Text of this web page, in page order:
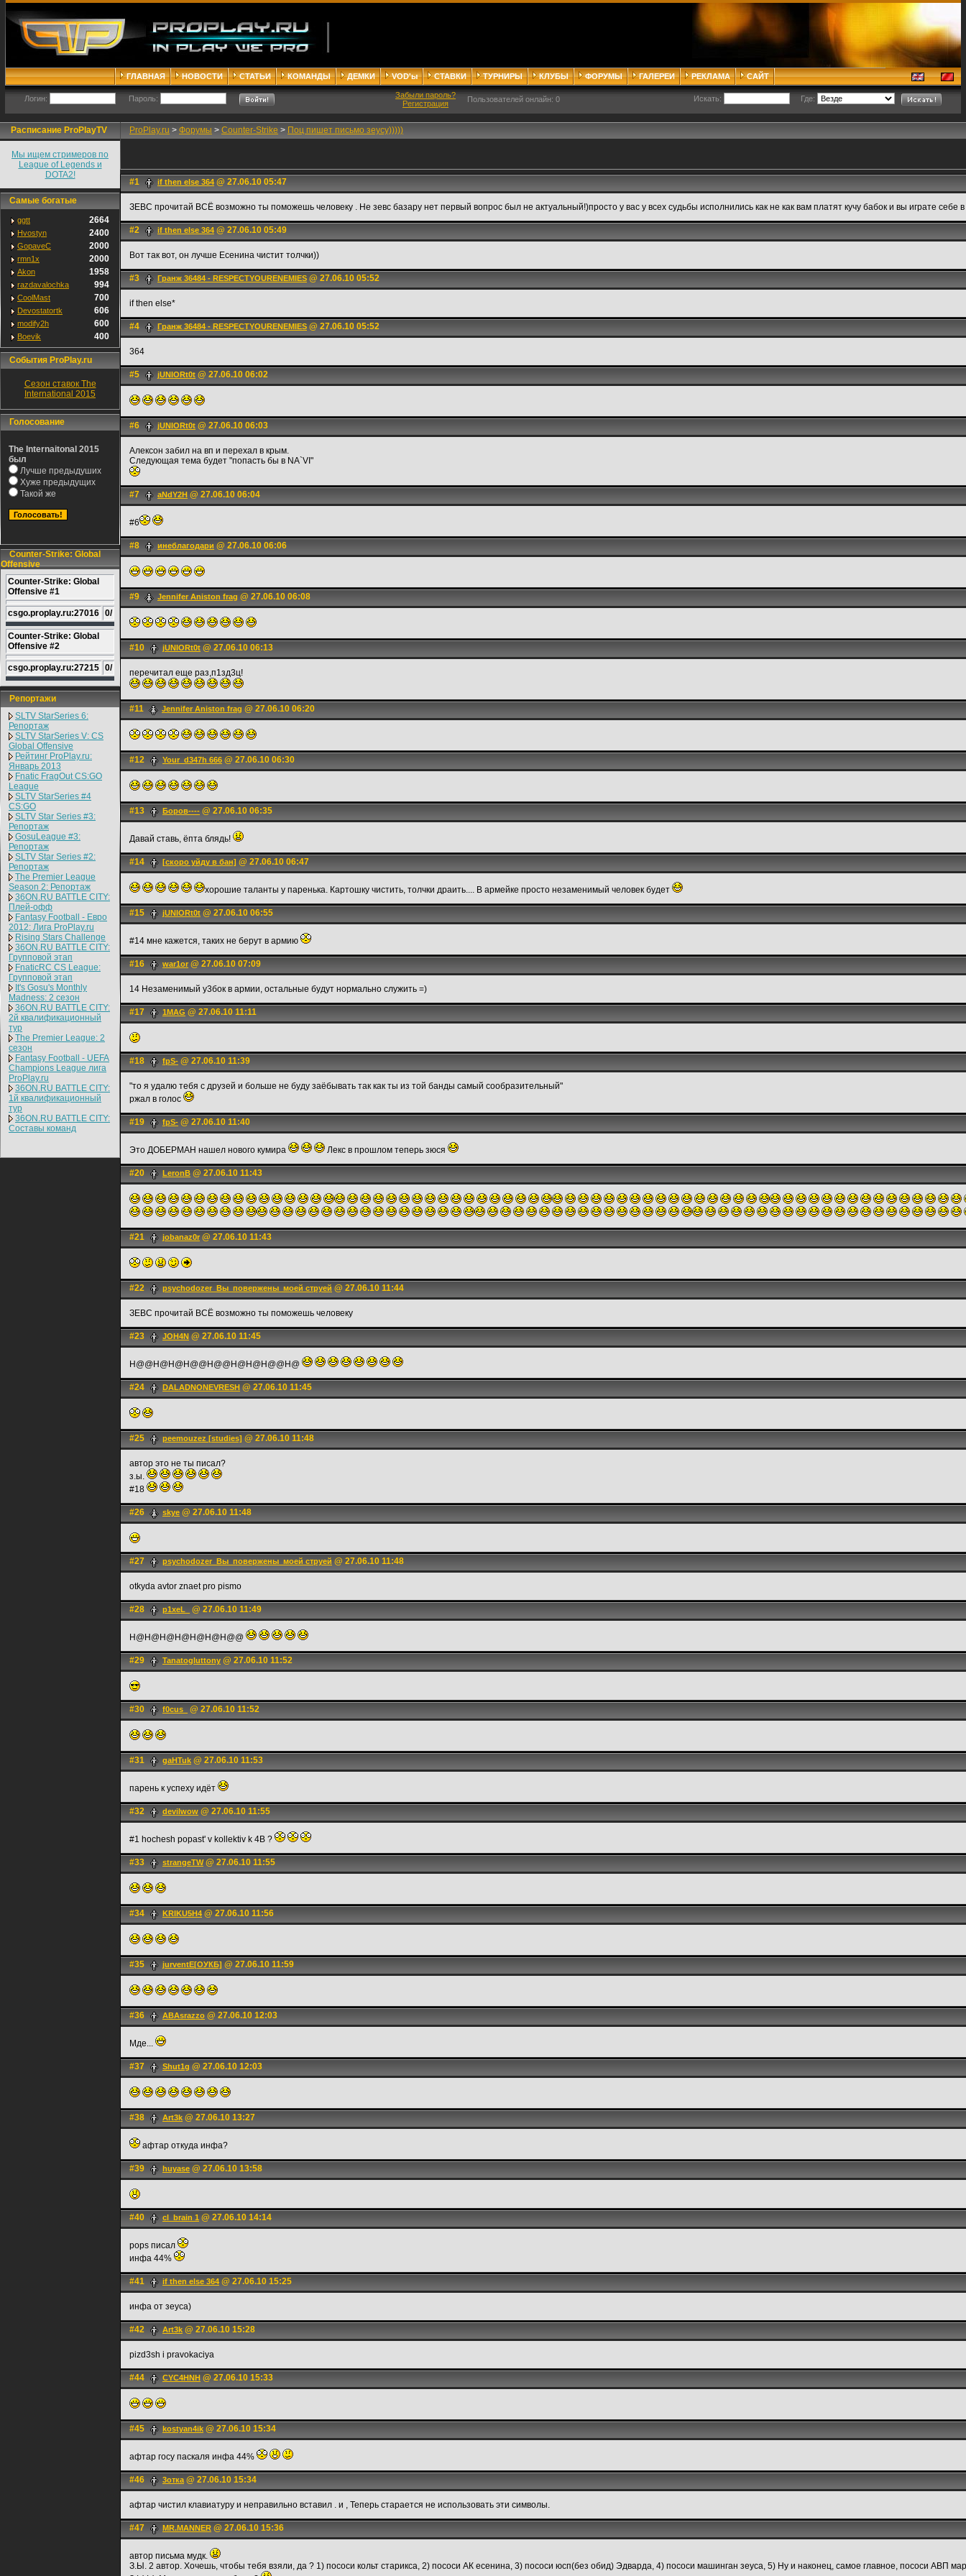
ГЛАВНАЯ НОВОСТИ СТАТЬИ КОМАНДЫ ДЕМКИ VOD'ы СТАВКИ ТУРНИРЫ КЛУБЫ ФОРУМЫ ГАЛЕРЕИ РЕКЛАМА САЙТ
Логин: Пароль:
Забыли пароль?
Регистрация
Пользователей онлайн: 0 Искать: Где:
Расписание ProPlayTV
Мы ищем стримеров по
League of Legends и
DOTA2!
Самые богатые
ggtt 2664
Hvostyn 2400
GopaveC 2000
rmn1x 2000
Akon 1958
razdavalochka 994
CoolMast 700
Devostatortk 606
modify2h 600
Boevik 400
События ProPlay.ru
Сезон ставок The
International 2015
Голосование
The Internaitonal 2015
был
Лучше предыдуших
Хуже предыдущих
Такой же
Counter-Strike: Global
Offensive
Counter-Strike: Global
Offensive #1
csgo.proplay.ru:27016 0/
Counter-Strike: Global
Offensive #2
csgo.proplay.ru:27215 0/
Репортажи
SLTV StarSeries 6:
Репортаж
SLTV StarSeries V: CS
Global Offensive
Рейтинг ProPlay.ru:
Январь 2013
Fnatic FragOut CS:GO
League
SLTV StarSeries #4
CS:GO
SLTV Star Series #3:
Репортаж
GosuLeague #3:
Репортаж
SLTV Star Series #2:
Репортаж
The Premier League
Season 2: Репортаж
36ON.RU BATTLE CITY:
Плей-офф
Fantasy Football - Евро
2012: Лига ProPlay.ru
Rising Stars Challenge
36ON.RU BATTLE CITY:
Групповой этап
FnaticRC CS League:
Групповой этап
It's Gosu's Monthly
Madness: 2 сезон
36ON.RU BATTLE CITY:
2й квалификационный
тур
The Premier League: 2
cезон
Fantasy Football - UEFA
Champions League лига
ProPlay.ru
36ON.RU BATTLE CITY:
1й квалификационный
тур
36ON.RU BATTLE CITY:
Составы команд
ProPlay.ru > Форумы > Counter-Strike > Поц пишет письмо зеусу)))))
#1 if then else 364 @ 27.06.10 05:47
ЗЕВС прочитай ВСЁ возможно ты поможешь человеку . Не зевс базару нет первый вопрос был не актуальный!)просто у вас у всех судьбы исполнились как не как вам платят кучу бабок и вы играте
#2 if then else 364 @ 27.06.10 05:49
Вот так вот, он лучше Есенина чистит толчки))
#3 Гранж 36484 - RESPECTYOURENEMIES @ 27.06.10 05:52
if then else*
#4 Гранж 36484 - RESPECTYOURENEMIES @ 27.06.10 05:52
364
#5 jUNIORt0t @ 27.06.10 06:02
#6 jUNIORt0t @ 27.06.10 06:03
Алексон забил на вп и перехал в крым.
Следующая тема будет "попасть бы в NA`VI"
#7 aNdY2H @ 27.06.10 06:04
#6
#8 инеблагодари @ 27.06.10 06:06
#9 Jennifer Aniston frag @ 27.06.10 06:08
#10 jUNIORt0t @ 27.06.10 06:13
перечитал еще раз,п1зд3ц!
#11 Jennifer Aniston frag @ 27.06.10 06:20
#12 Your_d347h 666 @ 27.06.10 06:30
#13 Боров---- @ 27.06.10 06:35
Давай ставь, ёпта блядь!
#14 [скоро уйду в бан] @ 27.06.10 06:47
хорошие таланты у паренька. Картошку чистить, толчки драить.... В армейке просто незаменимый человек будет
#15 jUNIORt0t @ 27.06.10 06:55
#14 мне кажется, таких не берут в армию
#16 war1or @ 27.06.10 07:09
14 Незаменимый у3бок в армии, остальные будут нормально служить =)
#17 1MAG @ 27.06.10 11:11
#18 fpS- @ 27.06.10 11:39
"то я удалю тебя с друзей и больше не буду заёбывать так как ты из той банды самый сообразительный"
ржал в голос
#19 fpS- @ 27.06.10 11:40
Это ДОБЕРМАН нашел нового кумира Лекс в прошлом теперь зюся
#20 LerоnB @ 27.06.10 11:43
#21 jobanaz0r @ 27.06.10 11:43
#22 psychodozer_Вы_повержены_моей струей @ 27.06.10 11:44
ЗЕВС прочитай ВСЁ возможно ты поможешь человеку
#23 JOH4N @ 27.06.10 11:45
H@@H@H@H@@H@@H@H@H@@H@
#24 DALADNONEVRESH @ 27.06.10 11:45
#25 peemouzez [studies] @ 27.06.10 11:48
автор это не ты писал?
з.ы.
#18
#26 skye @ 27.06.10 11:48
#27 psychodozer_Вы_повержены_моей струей @ 27.06.10 11:48
otkyda avtor znaet pro pismo
#28 p1xeL_ @ 27.06.10 11:49
H@H@H@H@H@H@H@@
#29 Tanatogluttony @ 27.06.10 11:52
#30 f0cus_ @ 27.06.10 11:52
#31 gaHTuk @ 27.06.10 11:53
парень к успеху идёт
#32 devilwow @ 27.06.10 11:55
#1 hochesh popast' v kollektiv k 4B ?
#33 strangeTW@ 27.06.10 11:55
#34 KRIKU5H4 @ 27.06.10 11:56
#35 jurventE[ОУКБ] @ 27.06.10 11:59
#36 ABAsrazzo @ 27.06.10 12:03
Мде...
#37 Shut1g @ 27.06.10 12:03
#38 Art3k @ 27.06.10 13:27
афтар откуда инфа?
#39 huyase @ 27.06.10 13:58
#40 cl_brain 1 @ 27.06.10 14:14
pops писал
инфа 44%
#41 if then else 364 @ 27.06.10 15:25
инфа от зеуса)
#42 Art3k @ 27.06.10 15:28
pizd3sh i pravokaciya
#44 CYC4HNH @ 27.06.10 15:33
#45 kostyan4ik @ 27.06.10 15:34
афтар госу паскаля инфа 44%
#46 3отка@ 27.06.10 15:34
афтар чистил клавиатуру и неправильно вставил . и , Теперь старается не использовать эти символы.
#47 MR.MANNER @ 27.06.10 15:36
автор письма мудк.
З.Ы. 2 автор. Хочешь, чтобы тебя взяли, да ? 1) пососи кольт старикса, 2) пососи АК есенина, 3) пососи юсп(без обид) Эдварда, 4) пососи машинган зеуса, 5) Ну и наконец, самое главное, пососи АВП